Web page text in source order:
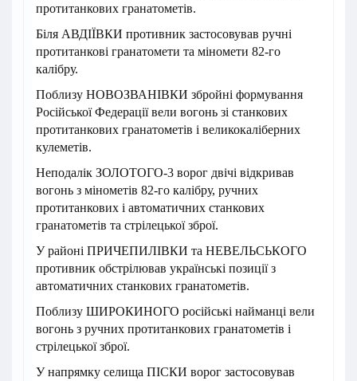
протитанкових гранатометів.
Біля АВДІЇВКИ противник застосовував ручні
протитанкові гранатомети та міномети 82-го
калібру.
Поблизу НОВОЗВАНІВКИ збройні формування
Російської Федерації вели вогонь зі станкових
протитанкових гранатометів і великокаліберних
кулеметів.
Неподалік ЗОЛОТОГО-3 ворог двічі відкривав
вогонь з мінометів 82-го калібру, ручних
протитанкових і автоматичних станкових
гранатометів та стрілецької зброї.
У районі ПРИЧЕПИЛІВКИ та НЕВЕЛЬСЬКОГО
противник обстрілював українські позиції з
автоматичних станкових гранатометів.
Поблизу ШИРОКИНОГО російські найманці вели
вогонь з ручних протитанкових гранатометів і
стрілецької зброї.
У напрямку селища ПІСКИ ворог застосовував